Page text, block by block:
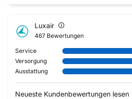
Luxair
467 Bewertungen
Service
Versorgung
Ausstattung
Neueste Kundenbewertungen lesen